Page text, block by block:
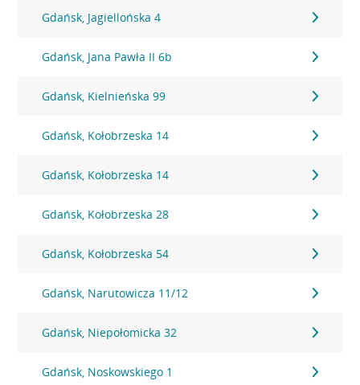
Gdańsk, Jagiellońska 4
Gdańsk, Jana Pawła II 6b
Gdańsk, Kielnieńska 99
Gdańsk, Kołobrzeska 14
Gdańsk, Kołobrzeska 14
Gdańsk, Kołobrzeska 28
Gdańsk, Kołobrzeska 54
Gdańsk, Narutowicza 11/12
Gdańsk, Niepołomicka 32
Gdańsk, Noskowskiego 1